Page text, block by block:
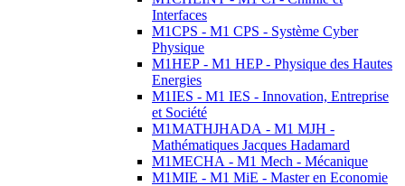
Interfaces
M1CPS - M1 CPS - Système Cyber
Physique
M1HEP - M1 HEP - Physique des Hautes
Energies
M1IES - M1 IES - Innovation, Entreprise
et Société
M1MATHJHADA - M1 MJH -
Mathématiques Jacques Hadamard
M1MECHA - M1 Mech - Mécanique
M1MIE - M1 MiE - Master en Economie